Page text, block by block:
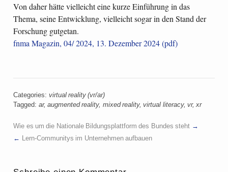
Von daher hätte vielleicht eine kurze Einführung in das
Thema, seine Entwicklung, vielleicht sogar in den Stand der
Forschung gutgetan.
fnma Magazin, 04/ 2024, 13. Dezember 2024 (pdf)
Categories: virtual reality (vr/ar)
Tagged: ar,augmented reality, mixed reality,virtual literacy,vr,xr
Wie es um die Nationale Bildungsplattform des Bundes steht
Lern-Communitys im Unternehmen aufbauen